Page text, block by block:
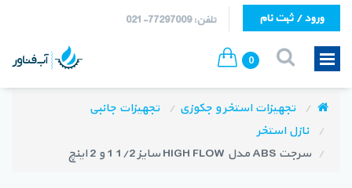
تلفن: 77297009-021 ورود / ثبت نام
0
تجهیزات استخر و جکوزی
تجهیزات جانبی
نازل استخر
سرجت ABS مدل HIGH FLOW سایز 1/2 1 و 2 اینچ